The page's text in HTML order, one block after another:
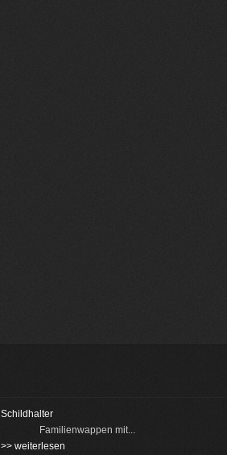
Schildhalter
Familienwappen mit...
>> weiterlesen